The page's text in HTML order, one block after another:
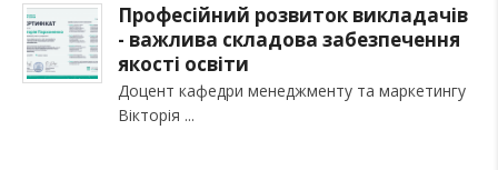
Професійний розвиток викладачів
- важлива складова забезпечення
якості освіти
Доцент кафедри менеджменту та маркетингу
Вікторія